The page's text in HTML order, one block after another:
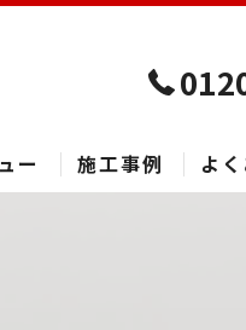
ー 施工事例 よ